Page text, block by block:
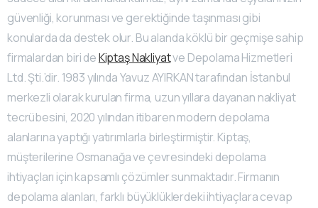
güvenliği, korunması ve gerektiğinde taşınması gibi
konularda da destek olur. Bu alanda köklü bir geçmişe sahip
firmalardan biri deKiptaş Nakliyatve Depolama Hizmetleri
Ltd. Şti.’dir. 1983 yılında Yavuz AYIRKAN tarafından İstanbul
merkezli olarak kurulan firma, uzun yıllara dayanan nakliyat
tecrübesini, 2020 yılından itibaren modern depolama
alanlarına yaptığı yatırımlarla birleştirmiştir. Kiptaş,
müşterilerine Osmanağa ve çevresindeki depolama
ihtiyaçları için kapsamlı çözümler sunmaktadır. Firmanın
depolama alanları, farklı büyüklüklerdeki ihtiyaçlara cevap